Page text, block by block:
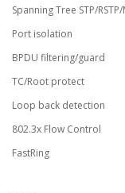
Spanning Tree STP/RSTP/
Port isolation
BPDU filtering/guard
TC/Root protect
Loop back detection
802.3x Flow Control
FastRing